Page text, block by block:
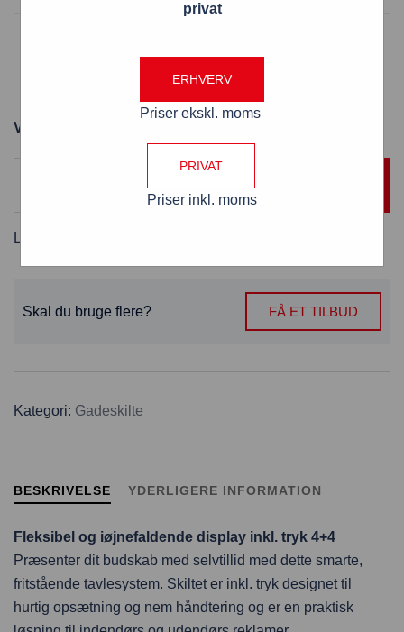
Varenummer: ZPGA1
TILFØJ TIL KURV
Levering:
Skal du bruge flere? FÅ ET TILBUD
Kategori: Gadeskilte
BESKRIVELSE YDERLIGERE INFORMATION
Fleksibel og iøjnefaldende display inkl. tryk 4+4
Præsenter dit budskab med selvtillid med dette smarte,
fritstående tavlesystem. Skiltet er inkl. tryk designet til
hurtig opsætning og nem håndtering og er en praktisk
privat
ERHVERV
Priser ekskl. moms
PRIVAT
Priser inkl. moms